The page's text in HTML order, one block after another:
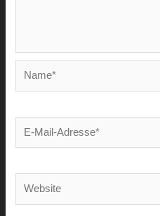
Mail-